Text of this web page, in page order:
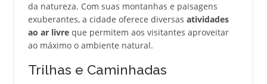
da natureza. Com suas montanhas e paisagens
exuberantes, a cidade oferece diversas atividades
ao ar livreque permitem aos visitantes aproveitar
ao máximo o ambiente natural.
Trilhas e Caminhadas